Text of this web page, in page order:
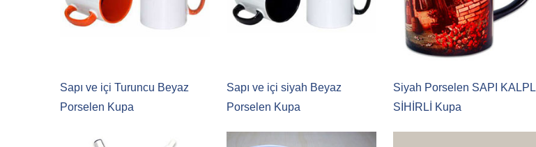
Sapı ve içi Turuncu Beyaz
Porselen Kupa
Sapı ve içi siyah Beyaz
Porselen Kupa
Siyah Porselen SAPI KALPLİ
SİHİRLİ Kupa